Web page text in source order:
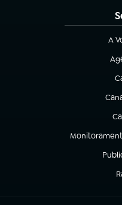
A
(abre em
(abre